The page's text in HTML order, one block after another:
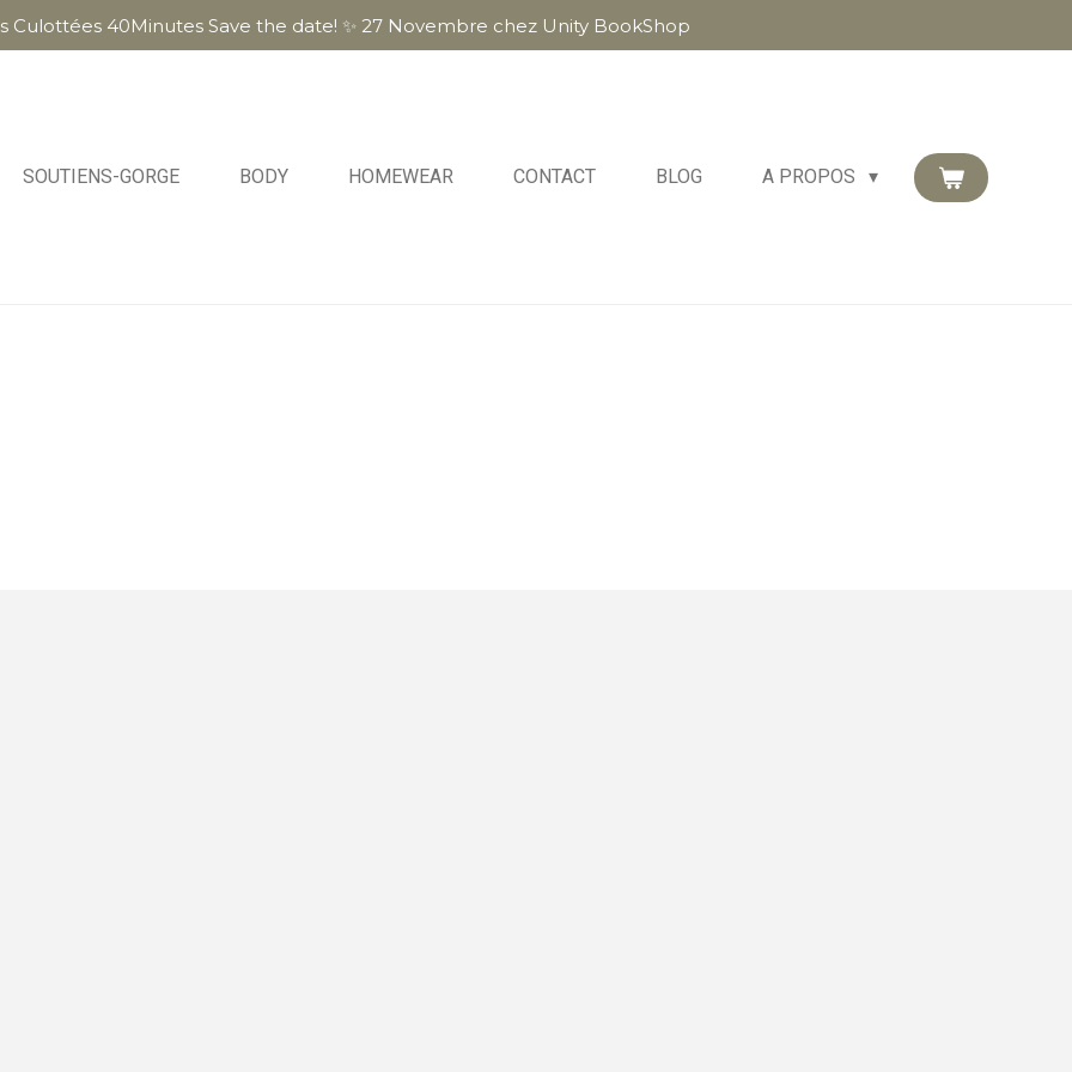
Culottées 40Minutes Save the date! ✨ 27 Novembre chez Unity BookShop
SOUTIENS-GORGE BODY HOMEWEAR CONTACT BLOG A PROPOS